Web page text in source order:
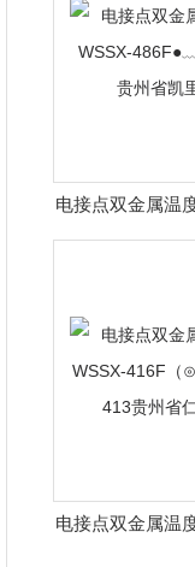
电接点双金属温
电接点双金属温